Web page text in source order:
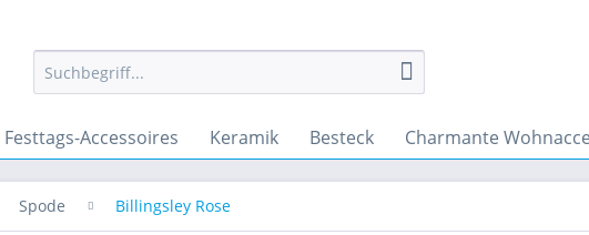
Festtags-Accessoires Keramik Besteck Charmante
Spode Billingsley Rose